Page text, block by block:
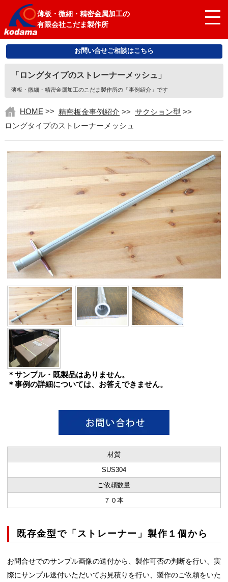
薄板・微細・精密金属加工の
有限会社こだま製作所
お問い合せご相談はこちら
「ロングタイプのストレーナーメッシュ」
薄板・微細・精密金属加工のこだま製作所の「事例紹介」です
HOME >> 精密板金事例紹介 >> サクション型 >>
ロングタイプのストレーナーメッシュ
＊サンプル・既製品はありません。
＊事例の詳細については、お答えできません。
材質
SUS304
ご依頼数量
７０本
既存金型で「ストレーナー」製作１個から
お問合せでのサンプル画像の送付から、製作可否の判断を行い、実
際にサンプル送付いただいてお見積りを行い、製作のご依頼をいた